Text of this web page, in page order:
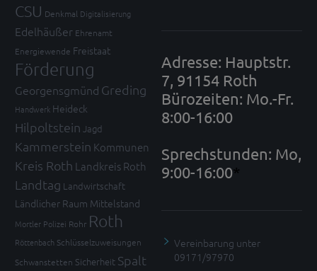
CSU Denkmal Digitalisierung
Edelhäußer Ehrenamt
Energiewende Freistaat
Förderung
Georgensgmünd Greding
Handwerk Heideck
Hilpoltstein Jagd
Kammerstein Kommunen
Kreis Roth Landkreis Roth
Landtag Landwirtschaft
Ländlicher Raum Mittelstand
Mortler Polizei Rohr Roth
Röttenbach Schlüsselzuweisungen
Schwanstetten Sicherheit Spalt
Adresse: Hauptstr.
7, 91154 Roth
Bürozeiten: Mo.-Fr.
8:00-16:00
Sprechstunden: Mo,
9:00-16:00*
Vereinbarung unter
09171/97970